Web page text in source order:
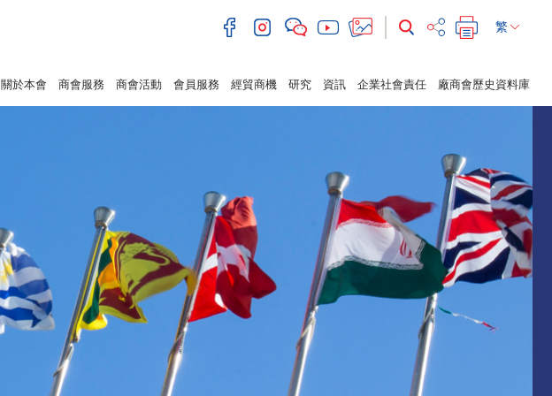
繁
關於本會 商會服務 商會活動 會員服務 經貿商機 研究 資訊 企業社會責任 廠商會歷史資料庫